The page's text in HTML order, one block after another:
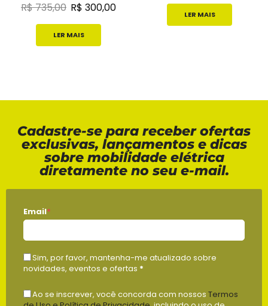
R$735,00 R$ 300,00
LER MAIS
LER MAIS
Cadastre-se para receber ofertas
exclusivas, lançamentos e dicas
sobre mobilidade elétrica
diretamente no seu e-mail.
Email*
Sim, por favor, mantenha-me atualizado sobre
novidades, eventos e ofertas *
Ao se inscrever, você concorda com nossos Termos